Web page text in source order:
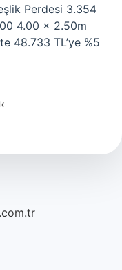
Perdesi 3.354
4.00 x 2.50m
48.733 TL’ye %5